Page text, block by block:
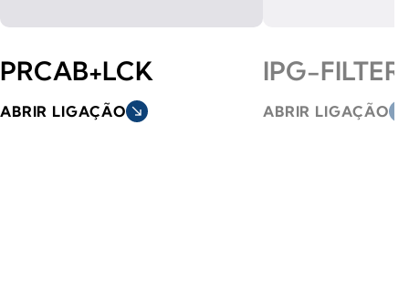
PRCAB+LCK
ABRIR LIGAÇÃO south_east
IPG-
ABRIR LIGAÇÃO